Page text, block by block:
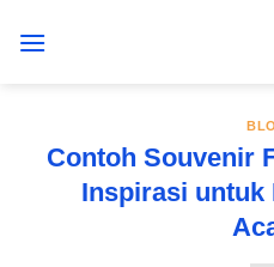
Contoh Souvenir
Inspirasi untuk